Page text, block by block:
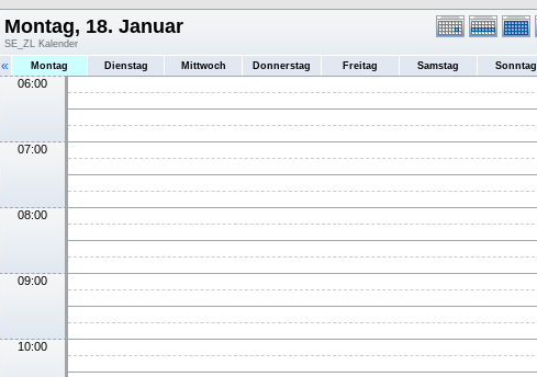
Montag, 18. Januar
SE_ZL Kalender
« Montag Dienstag Mittwoch Donnerstag Freitag Samstag Sonntag
06:00
07:00
08:00
09:00
10:00